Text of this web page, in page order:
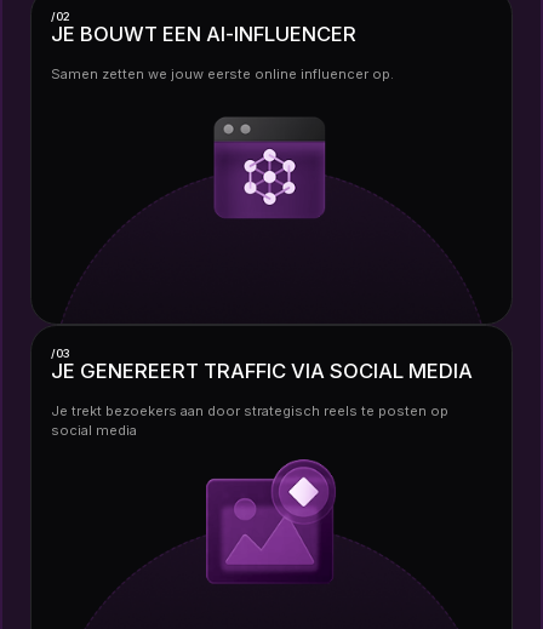
/02
JE BOUWT EEN AI-INFLUENCER
Samen zetten we jouw eerste online influencer op.
/03
JE GENEREERT TRAFFIC VIA SOCIAL MEDIA
Je trekt bezoekers aan door strategisch reels te posten op
social media